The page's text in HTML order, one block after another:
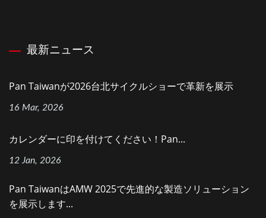
最新ニュース
Pan Taiwanが2026台北サイクルショーで革新を展示
16 Mar, 2026
カレンダーに印を付けてください！Pan...
12 Jan, 2026
Pan TaiwanはAMW 2025で先進的な製造ソリューション
を展示します...